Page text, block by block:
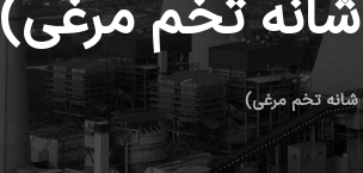
تخم مرغی)
شانه تخم مرغی)